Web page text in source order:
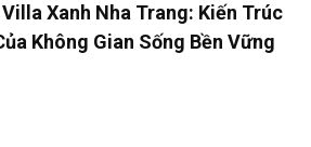
Xanh Nha Trang: Kiến Trúc
Không Gian Sống Bền Vững